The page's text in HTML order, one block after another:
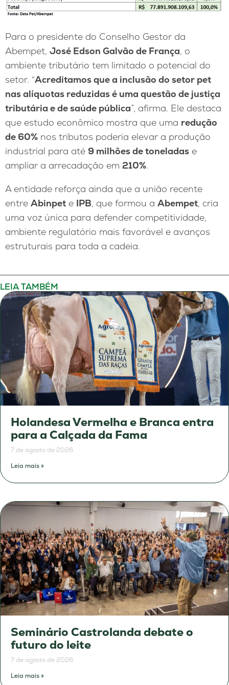
Para o presidente do Conselho Gestor da
Abempet, José Edson Galvão de França, o
ambiente tributário tem limitado o potencial do
setor. “Acreditamos que a inclusão do setor pet
nas alíquotas reduzidas é uma questão de justiça
tributária e de saúde pública”, afirma. Ele destaca
que estudo econômico mostra que uma redução
de 60% nos tributos poderia elevar a produção
industrial para até 9 milhões de toneladas e
ampliar a arrecadação em 210%.
A entidade reforça ainda que a união recente
entre Abinpet e IPB, que formou a Abempet, cria
uma voz única para defender competitividade,
ambiente regulatório mais favorável e avanços
estruturais para toda a cadeia.
LEIA TAMBÉM
Holandesa Vermelha e Branca entra
para a Calçada da Fama
7 de agosto de 2026
Leia mais »
Seminário Castrolanda debate o
futuro do leite
7 de agosto de 2026
Leia mais »